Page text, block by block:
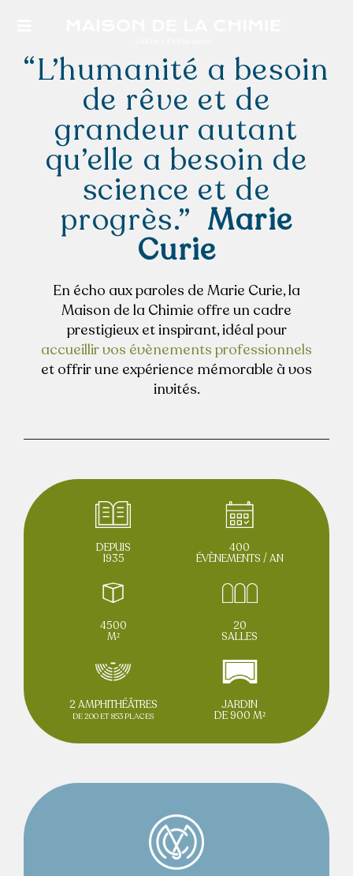
Navigation
QUI SOMMES-NOUS
NOS ESPACES
VOTRE éVÈNEMENT
ACTUALITéS
NOS PRESTATIONS
CONTACTEZ-NOUS
“L’humanité a besoin
de rêve et de
grandeur autant
qu’elle a besoin de
science et de
progrès.” Marie
Curie
En écho aux paroles de Marie Curie, la
Maison de la Chimie offre un cadre
prestigieux et inspirant, idéal pour
accueillir vos évènements professionnels
et offrir une expérience mémorable à vos
invités.
DEPUIS
1935
400
ÉVÈNEMENTS / AN
4500
M²
20
SALLES
2 AMPHITHÉÂTRES
DE 200 ET 853 PLACES
JARDIN
DE 900 M²